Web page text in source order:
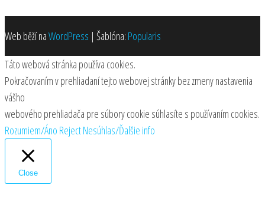
Web běží naWordPress | Šablóna: Popularis
Táto webová stránka používa cookies.
Pokračovaním v prehliadaní tejto webovej stránky bez zmeny nastavenia
vášho
webového prehliadača pre súbory cookie súhlasíte s používaním cookies.
Rozumiem/Áno RejectNesúhlas/Ďalšie info
Close